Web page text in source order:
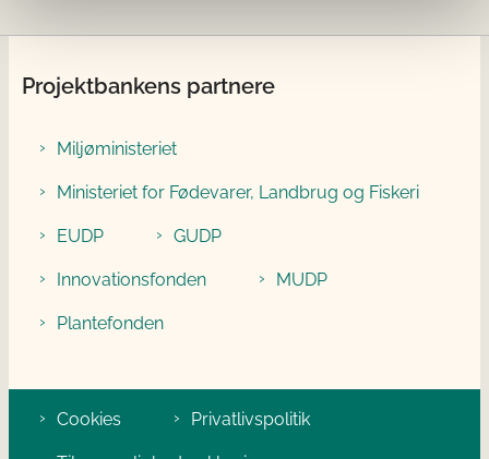
Projektbankens partnere
Miljøministeriet
Ministeriet for Fødevarer, Landbrug og Fiskeri
EUDP GUDP
Innovationsfonden MUDP
Plantefonden
Cookies Privatlivspolitik